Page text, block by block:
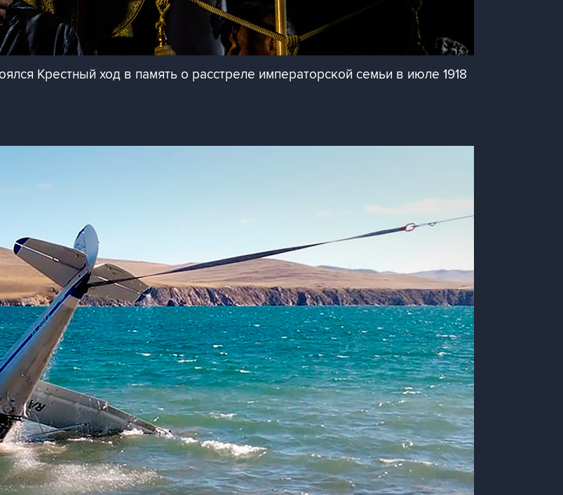
Крестный ход в память о расстреле императорской семьи в июле 1918